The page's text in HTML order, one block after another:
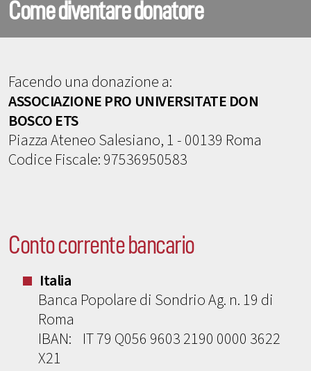
Come diventare donatore
Facendo una donazione a:
ASSOCIAZIONE PRO UNIVERSITATE DON
BOSCO ETS
Piazza Ateneo Salesiano, 1 - 00139 Roma
Codice Fiscale: 97536950583
Conto corrente bancario
Italia
Banca Popolare di Sondrio Ag. n. 19 di
Roma
IBAN: IT 79 Q056 9603 2190 0000 3622
X21